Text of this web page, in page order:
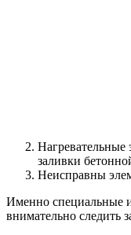
заливки
Неисправны
Именно специальные
внимательно следить